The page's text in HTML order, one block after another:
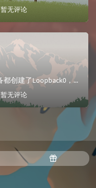
暂无评论
路由策略与路由控制实验组网每台设备都创建了Loopback0，地址为10.123.x.x/32（x为设备号）在R2、R4上测试ip连通性配置OSPF、IS...
暂无评论
随
机